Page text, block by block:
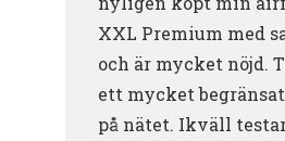
XXL Premium med
och är mycket nöjd.
ett mycket
på nätet. Ikväll